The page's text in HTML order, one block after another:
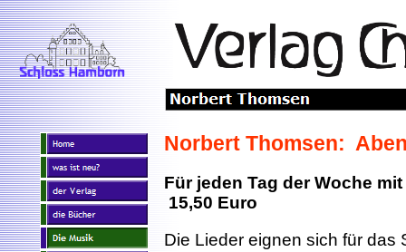
Norbert Thomsen:
Für jeden Tag der Woche
15,50 Euro
Die Lieder eignen sich für das